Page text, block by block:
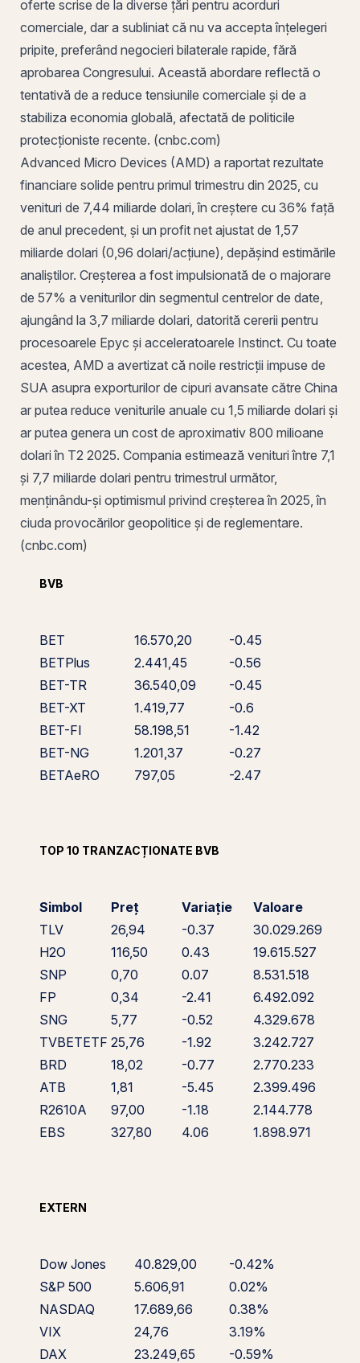
oferte scrise de la diverse țări pentru acorduri
comerciale, dar a subliniat că nu va accepta înțelegeri
pripite, preferând negocieri bilaterale rapide, fără
aprobarea Congresului. Această abordare reflectă o
tentativă de a reduce tensiunile comerciale și de a
stabiliza economia globală, afectată de politicile
protecționiste recente. (cnbc.com)
Advanced Micro Devices (AMD) a raportat rezultate
financiare solide pentru primul trimestru din 2025, cu
venituri de 7,44 miliarde dolari, în creștere cu 36% față
de anul precedent, și un profit net ajustat de 1,57
miliarde dolari (0,96 dolari/acțiune), depășind estimările
analiștilor. Creșterea a fost impulsionată de o majorare
de 57% a veniturilor din segmentul centrelor de date,
ajungând la 3,7 miliarde dolari, datorită cererii pentru
procesoarele Epyc și acceleratoarele Instinct. Cu toate
acestea, AMD a avertizat că noile restricții impuse de
SUA asupra exporturilor de cipuri avansate către China
ar putea reduce veniturile anuale cu 1,5 miliarde dolari și
ar putea genera un cost de aproximativ 800 milioane
dolari în T2 2025. Compania estimează venituri între 7,1
și 7,7 miliarde dolari pentru trimestrul următor,
menținându-și optimismul privind creșterea în 2025, în
ciuda provocărilor geopolitice și de reglementare.
(cnbc.com)
BVB
BET 16.570,20
-0.45
BETPlus
2.441,45
-0.56
BET-TR
36.540,09
-0.45
BET-XT
1.419,77
-0.6
BET-FI
58.198,51
-1.42
BET-NG
1.201,37
-0.27
BETAeRO
797,05 -2.47
TOP 10 TRANZACȚIONATE BVB
Simbol Preț Variație
Valoare
TLV
26,94 -0.37
30.029.269
H2O
116,50 0.43
19.615.527
SNP
0,70 0.07
8.531.518
FP
0,34 -2.41
6.492.092
SNG
5,77 -0.52
4.329.678
TVBETETF 25,76 -1.92
3.242.727
BRD
18,02 -0.77
2.770.233
ATB
1,81 -5.45
2.399.496
R2610A
97,00 -1.18
2.144.778
EBS
327,80 4.06 1.898.971
EXTERN
Dow Jones 40.829,00
-0.42%
S&P 500
5.606,91
0.02%
NASDAQ
17.689,66
0.38%
VIX
24,76
3.19%
DAX
23.249,65
-0.59%